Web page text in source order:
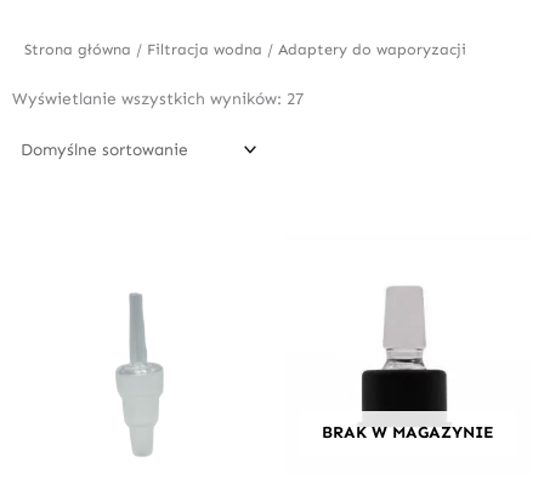
Strona główna / Filtracja wodna / Adaptery do waporyzacji
Wyświetlanie wszystkich wyników: 27
BRAK W MAGAZYNIE